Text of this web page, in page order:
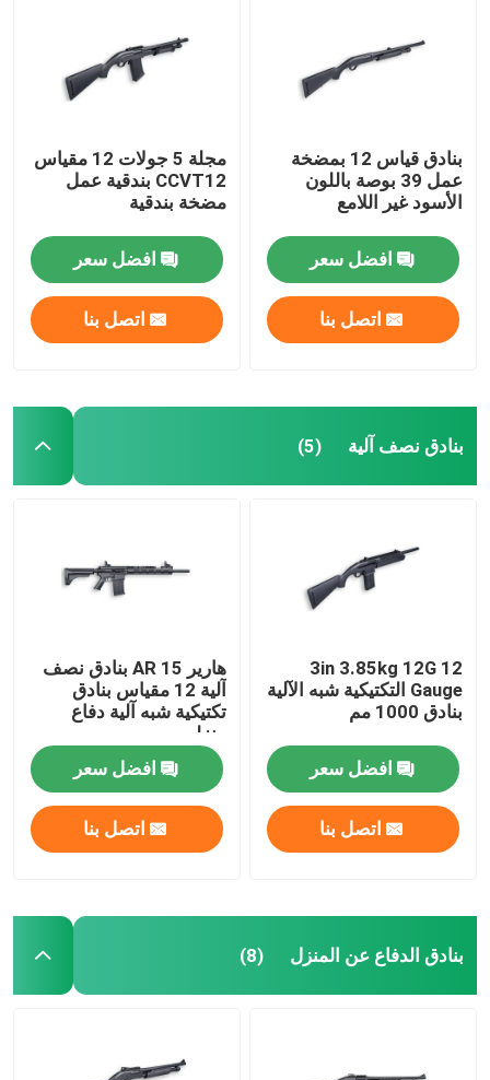
جولة في المصنع
اتصل بنا
أخبار
اطلب اقتباس
بنادق العمل بمضخة
بنادق الدفاع عن المنزل
بنادق بولت أكشن
بنادق نصف آلية
بنادق فوق وتحت
قطع غيار بندقية
بنادق قياس 12 بمضخة
عمل 39 بوصة باللون
الأسود غير اللامع
افضل سعر
اتصل بنا
مجلة 5 جولات 12 مقياس
CCVT12 بندقية عمل
مضخة بندقية
افضل سعر
اتصل بنا
بنادق نصف آلية (5)
3in 3.85kg 12G 12
Gauge التكتيكية شبه الآلية
بنادق 1000 مم
افضل سعر
اتصل بنا
هارير AR 15 بنادق نصف
آلية 12 مقياس بنادق
تكتيكية شبه آلية دفاع
منزلي
افضل سعر
اتصل بنا
بنادق الدفاع عن المنزل (8)